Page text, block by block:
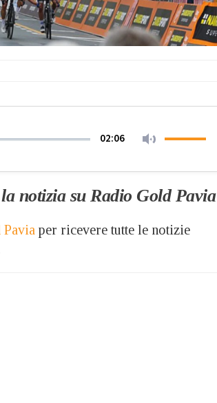
02:06
notizia su Radio Gold Pavia
per ricevere tutte le notizie